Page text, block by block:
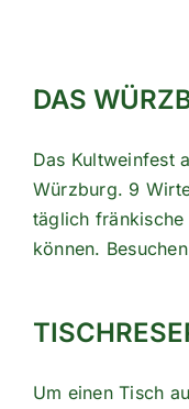
DAS
Das Kultweinfest
Würzburg. 9
täglich fränkische
können.
Um einen Tisch